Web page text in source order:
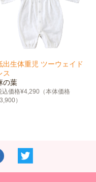
出生体重児 ツーウェイド
ス
の葉
込価格¥4,290（本体価格
）